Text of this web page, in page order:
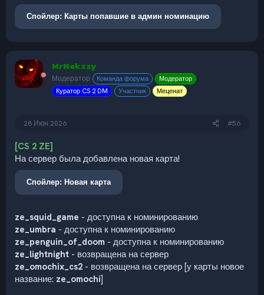
Спойлер: Карты попавшие в админ номинацию
MrNekzzy
Модератор Команда форума
Модератор
Куратор CS 2 DM
Участник Меценат
28 Июн 2026 #56
[CS 2 ZE]
На сервер была добавлена новая карта!
Спойлер: Новая карта
ze_squid_game - доступна к номинированию
ze_umbra - доступна к номинированию
ze_penguin_of_doom - доступна к номинированию
ze_lightnight - возвращена на сервер
ze_omochix_cs2 - возвращена на сервер [у карты новое
название: ze_omochi]